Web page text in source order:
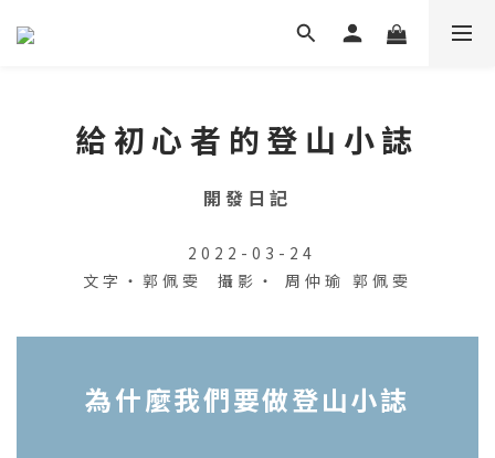
給初心者的登山小誌
開發日記
2022-03-24
文字・郭佩雯 攝影・ 周仲瑜 郭佩雯
為什麼我們要做登山小誌